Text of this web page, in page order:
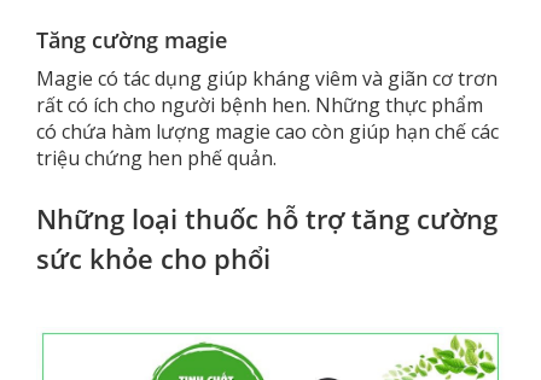
Tăng cường magie
Magie có tác dụng giúp kháng viêm và giãn cơ trơn
rất có ích cho người bệnh hen. Những thực phẩm
có chứa hàm lượng magie cao còn giúp hạn chế các
triệu chứng hen phế quản.
Những loại thuốc hỗ trợ tăng cường
sức khỏe cho phổi